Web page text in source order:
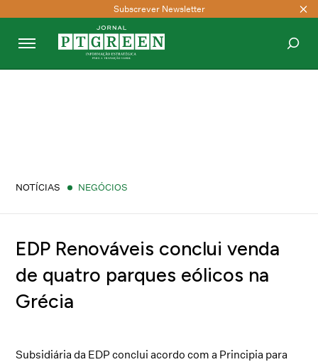
Subscrever Newsletter
NOTÍCIAS NEGÓCIOS
EDP Renováveis conclui venda
de quatro parques eólicos na
Grécia
Subsidiária da EDP conclui acordo com a Principia para